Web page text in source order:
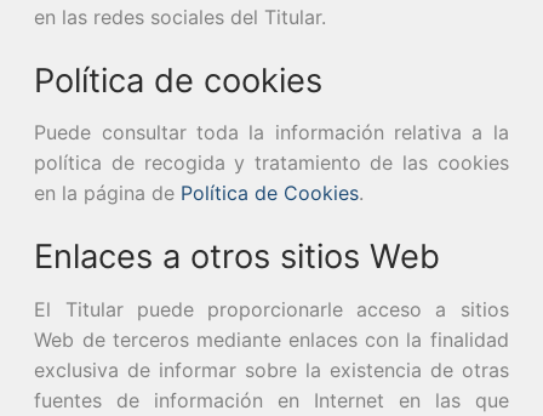
en las redes sociales del Titular.
Política de cookies
Puede consultar toda la información relativa a la
política de recogida y tratamiento de las cookies
en la página de Política de Cookies.
Enlaces a otros sitios Web
El Titular puede proporcionarle acceso a sitios
Web de terceros mediante enlaces con la finalidad
exclusiva de informar sobre la existencia de otras
fuentes de información en Internet en las que